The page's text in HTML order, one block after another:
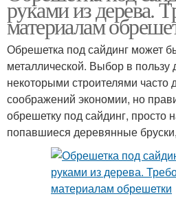
руками из дерева.
материалам
Обрешетка под сайдинг может
металлической. Выбор в пользу
некоторыми строителями часто
соображений экономии, но
обрешетку под сайдинг, просто
попавшиеся деревянные